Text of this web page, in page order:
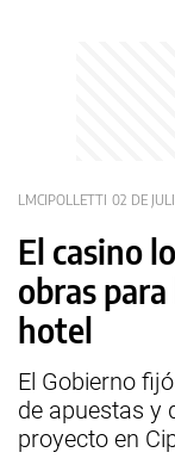
LMCIPOLLETTI 02 DE
El casino
obras
hotel
El Gobierno
de apuestas y
proyecto en